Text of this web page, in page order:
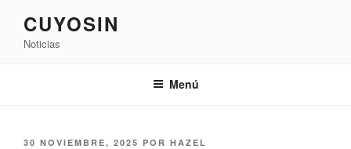
contenido
CUYOSIN
Noticias
Menú
PUBLICADO
30 NOVIEMBRE, 2025 POR HAZEL